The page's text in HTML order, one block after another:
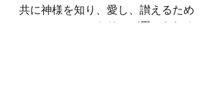
共に神様を知り、愛し、讃えるため
に、このミニストリーが用いられる